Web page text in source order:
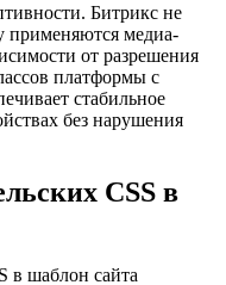
Битрикс не
применяются медиа-
от разрешения
платформы с
стабильное
без нарушения
CSS в